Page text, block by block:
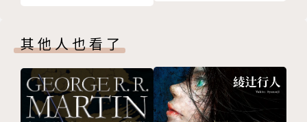
「一本好到你會捨不得看完的書。」
——英國歷史學家╱諾曼˙史東（Norman Stone）
其他人也看了